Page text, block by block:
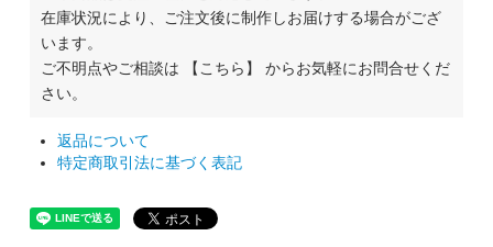
在庫状況により、ご注文後に制作しお届けする場合がござ
います。
ご不明点やご相談は
【こちら】
からお気軽にお問合せくだ
さい。
返品について
特定商取引法に基づく表記